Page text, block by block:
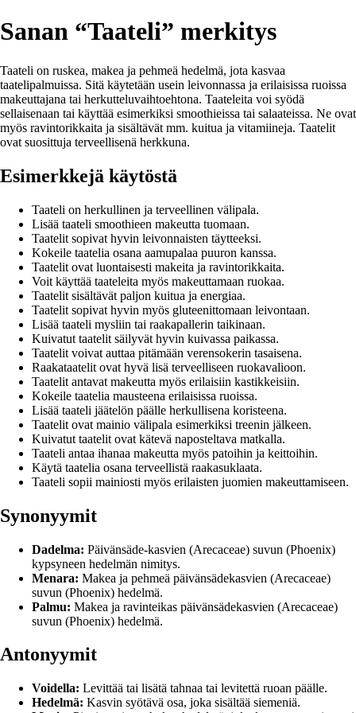
Sanan “Taateli” merkitys
Taateli on ruskea, makea ja pehmeä hedelmä, jota kasvaa
taatelipalmuissa. Sitä käytetään usein leivonnassa ja erilaisissa ruoissa
makeuttajana tai herkutteluvaihtoehtona. Taateleita voi syödä
sellaisenaan tai käyttää esimerkiksi smoothieissa tai salaateissa. Ne ovat
myös ravintorikkaita ja sisältävät mm. kuitua ja vitamiineja. Taatelit
ovat suosittuja terveellisenä herkkuna.
Esimerkkejä käytöstä
Taateli on herkullinen ja terveellinen välipala.
Lisää taateli smoothieen makeutta tuomaan.
Taatelit sopivat hyvin leivonnaisten täytteeksi.
Kokeile taatelia osana aamupalaa puuron kanssa.
Taatelit ovat luontaisesti makeita ja ravintorikkaita.
Voit käyttää taateleita myös makeuttamaan ruokaa.
Taatelit sisältävät paljon kuitua ja energiaa.
Taatelit sopivat hyvin myös gluteenittomaan leivontaan.
Lisää taateli mysliin tai raakapallerin taikinaan.
Kuivatut taatelit säilyvät hyvin kuivassa paikassa.
Taatelit voivat auttaa pitämään verensokerin tasaisena.
Raakataatelit ovat hyvä lisä terveelliseen ruokavalioon.
Taatelit antavat makeutta myös erilaisiin kastikkeisiin.
Kokeile taatelia mausteena erilaisissa ruoissa.
Lisää taateli jäätelön päälle herkullisena koristeena.
Taatelit ovat mainio välipala esimerkiksi treenin jälkeen.
Kuivatut taatelit ovat kätevä naposteltava matkalla.
Taateli antaa ihanaa makeutta myös patoihin ja keittoihin.
Käytä taatelia osana terveellistä raakasuklaata.
Taateli sopii mainiosti myös erilaisten juomien makeuttamiseen.
Synonyymit
Dadelma: Päivänsäde-kasvien (Arecaceae) suvun (Phoenix)
kypsyneen hedelmän nimitys.
Menara: Makea ja pehmeä päivänsädekasvien (Arecaceae)
suvun (Phoenix) hedelmä.
Palmu: Makea ja ravinteikas päivänsädekasvien (Arecaceae)
suvun (Phoenix) hedelmä.
Antonyymit
Voidella: Levittää tai lisätä tahnaa tai levitettä ruoan päälle.
Hedelmä: Kasvin syötävä osa, joka sisältää siemeniä.